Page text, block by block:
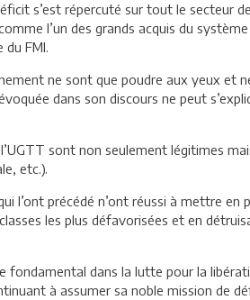
s’est répercuté sur tout le secteur
l’un des grands acquis du
FMI.
ne sont que poudre aux yeux et
dans son discours ne peut
sont non seulement légitimes
etc.).
l’ont précédé n’ont réussi à mettre
les plus défavorisées et en
dans la lutte pour la
à assumer sa noble mission de